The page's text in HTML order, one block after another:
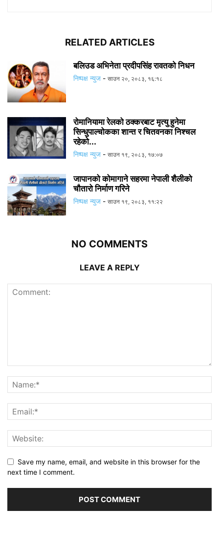
RELATED ARTICLES
बलिउड अभिनेता प्रदीपसिंह रावतको निधन
निष्पक्ष न्युज - साउन २०, २०८३, १६:१८
रोमानियामा रेलको ठक्करबाट मृत्यु हुनेमा
सिन्धुपाल्चोकका शान्त र चितवनका निश्चल
रहेको...
निष्पक्ष न्युज - साउन १९, २०८३, १७:०७
जापानको कोमागाने सहरमा नेपाली शैलीको
चौतारो निर्माण गरिने
निष्पक्ष न्युज - साउन १९, २०८३, ११:२२
NO COMMENTS
LEAVE A REPLY
Save my name, email, and website in this browser for the
next time I comment.